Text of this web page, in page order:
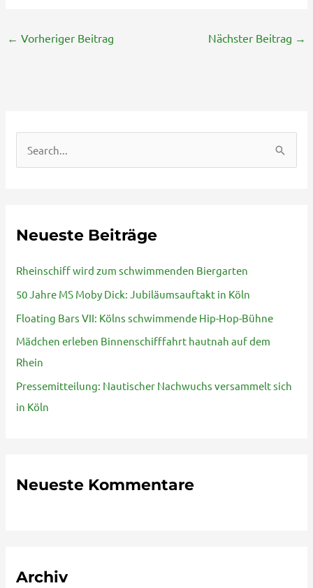
← Vorheriger Beitrag Nächster Beitrag →
e
n
a
c
h
:
Neueste Beiträge
Rheinschiff wird zum schwimmenden Biergarten
50 Jahre MS Moby Dick: Jubiläumsauftakt in Köln
Floating Bars VII: Kölns schwimmende Hip-Hop-Bühne
Mädchen erleben Binnenschifffahrt hautnah auf dem
Rhein
Pressemitteilung: Nautischer Nachwuchs versammelt sich
in Köln
Neueste Kommentare
Archiv